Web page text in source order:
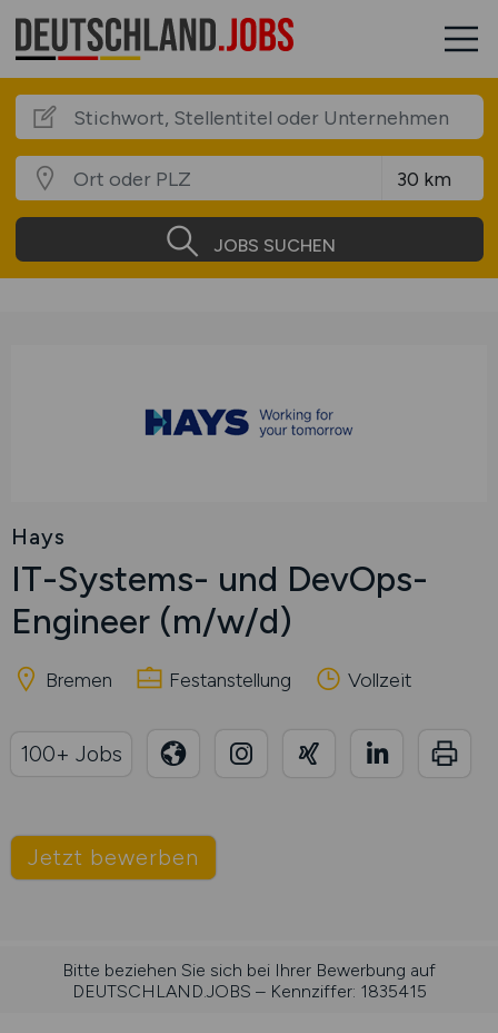
JOBS SUCHEN
Hays
IT-Systems- und DevOps-
Engineer (m/w/d)
Bremen Festanstellung Vollzeit
Jetzt bewerben
100+ Jobs
Bitte beziehen Sie sich bei Ihrer Bewerbung auf
DEUTSCHLAND.JOBS – Kennziffer: 1835415